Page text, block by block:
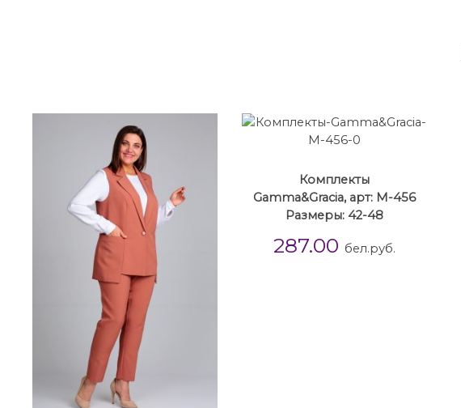
Комплекты
Gamma&Gracia, арт: М-456
Размеры: 42-48
287.00 бел.руб.